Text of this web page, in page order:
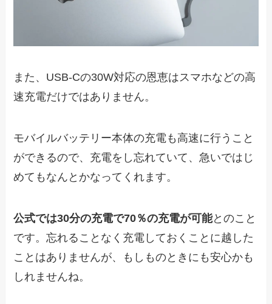
また、USB-Cの30W対応の恩恵はスマホなどの高
速充電だけではありません。
モバイルバッテリー本体の充電も高速に行うこと
ができるので、充電をし忘れていて、急いではじ
めてもなんとかなってくれます。
公式では30分の充電で70％の充電が可能とのこと
です。忘れることなく充電しておくことに越した
ことはありませんが、もしものときにも安心かも
しれませんね。